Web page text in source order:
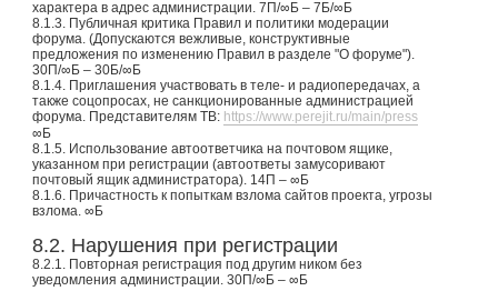
характера в адрес администрации. 7П/∞Б – 7Б/∞Б
8.1.3. Публичная критика Правил и политики модерации
форума. (Допускаются вежливые, конструктивные
предложения по изменению Правил в разделе "О форуме").
30П/∞Б – 30Б/∞Б
8.1.4. Приглашения участвовать в теле- и радиопередачах, а
также соцопросах, не санкционированные администрацией
форума. Представителям ТВ: https://www.perejit.ru/main/press
∞Б
8.1.5. Использование автоответчика на почтовом ящике,
указанном при регистрации (автоответы замусоривают
почтовый ящик администратора). 14П – ∞Б
8.1.6. Причастность к попыткам взлома сайтов проекта, угрозы
взлома. ∞Б
8.2. Нарушения при регистрации
8.2.1. Повторная регистрация под другим ником без
уведомления администрации. 30П/∞Б – ∞Б